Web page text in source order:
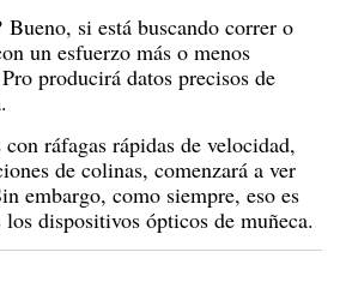
Bueno, si está buscando correr o
un esfuerzo más o menos
producirá datos precisos de
ráfagas rápidas de velocidad,
de colinas, comenzará a ver
embargo, como siempre, eso es
dispositivos ópticos de muñeca.